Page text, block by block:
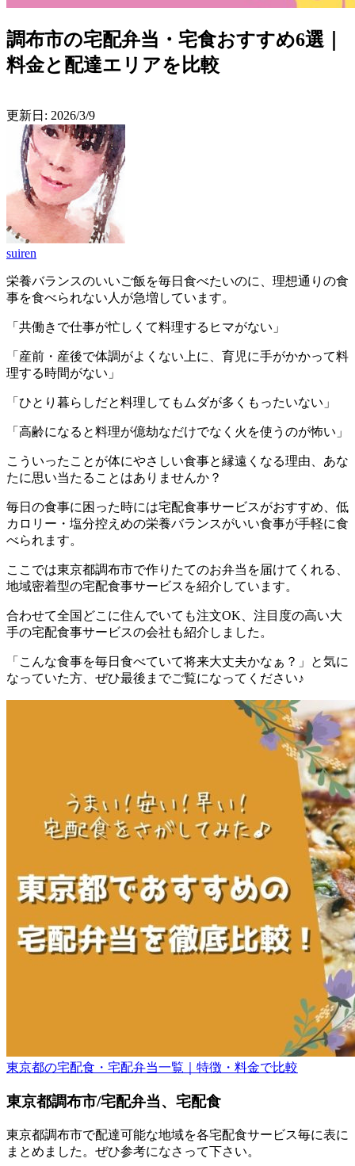
調布市の宅配弁当・宅食おすすめ6選｜
料金と配達エリアを比較
更新日: 2026/3/9
suiren
栄養バランスのいいご飯を毎日食べたいのに、理想通りの食
事を食べられない人が急増しています。
「共働きで仕事が忙しくて料理するヒマがない」
「産前・産後で体調がよくない上に、育児に手がかかって料
理する時間がない」
「ひとり暮らしだと料理してもムダが多くもったいない」
「高齢になると料理が億劫なだけでなく火を使うのが怖い」
こういったことが体にやさしい食事と縁遠くなる理由、あな
たに思い当たることはありませんか？
毎日の食事に困った時には宅配食事サービスがおすすめ、低
カロリー・塩分控えめの栄養バランスがいい食事が手軽に食
べられます。
ここでは東京都調布市で作りたてのお弁当を届けてくれる、
地域密着型の宅配食事サービスを紹介しています。
合わせて全国どこに住んでいても注文OK、注目度の高い大
手の宅配食事サービスの会社も紹介 しました。
「こんな食事を毎日食べていて将来大丈夫かなぁ？」と気に
なっていた方、ぜひ最後までご覧になってください♪
東京都の宅配食・宅配弁当一覧｜特徴・料金で比較
東京都調布市/宅配弁当、宅配食
東京都調布市で配達可能な地域を各宅配食サービス毎に表に
まとめました。ぜひ参考になさって下さい。